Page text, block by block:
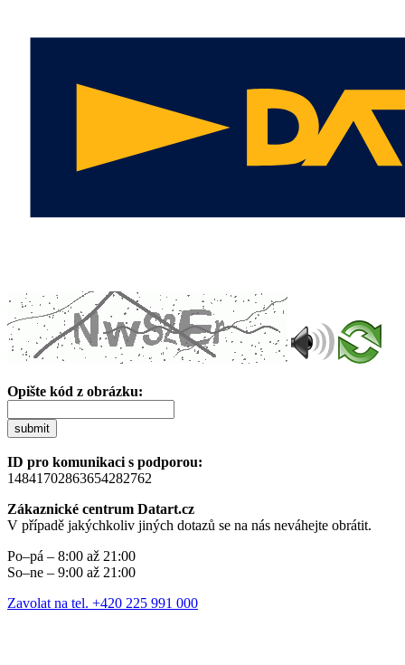
Opište kód z obrázku:
submit
ID pro komunikaci s podporou:
14841702863654282762
Zákaznické centrum Datart.cz
V případě jakýchkoliv jiných dotazů se na nás neváhejte obrátit.
Po–pá – 8:00 až 21:00
So–ne – 9:00 až 21:00
Zavolat na tel. +420 225 991 000